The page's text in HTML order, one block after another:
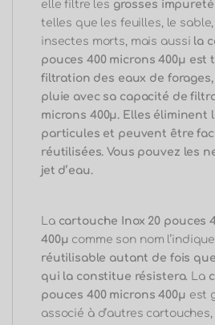
elle filtre les grosses
telles que les feuilles, le
insectes morts, mais aussi la
pouces 400 microns 400μ est
filtration des eaux de
pluie avec sa capacité de
microns 400μ. Elles éliminent
particules et peuvent être
réutilisées. Vous pouvez les
jet d’eau.
La cartouche Inox 20 pouces
400μ comme son nom l’indique
réutilisable autant de fois
qui la constitue résistera. La
pouces 400 microns 400μ est
associé à d’autres